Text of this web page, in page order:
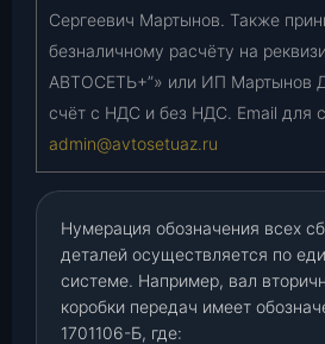
Сергеевич Мартынов. Также
безналичному расчёту на
АВТОСЕТЬ+”» или ИП Мартынов
счёт с НДС и без НДС. Email для
admin@avtosetuaz.ru
Нумерация обозначения всех
деталей осуществляется по
системе. Например, вал
коробки передач имеет
1701106-Б, где: